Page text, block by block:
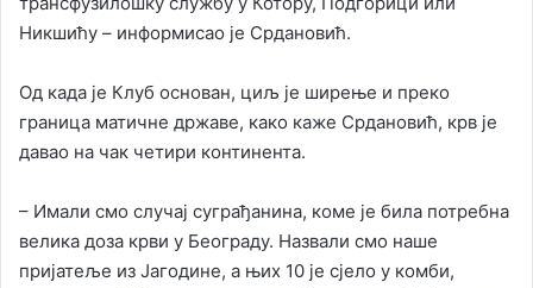
Никшићу – информисао је Срдановић.
Од када је Клуб основан, циљ је ширење и преко
граница матичне државе, како каже Срдановић, крв је
давао на чак четири континента.
– Имали смо случај суграђанина, коме је била потребна
велика доза крви у Београду. Назвали смо наше
пријатеље из Јагодине, а њих 10 је сјело у комби,